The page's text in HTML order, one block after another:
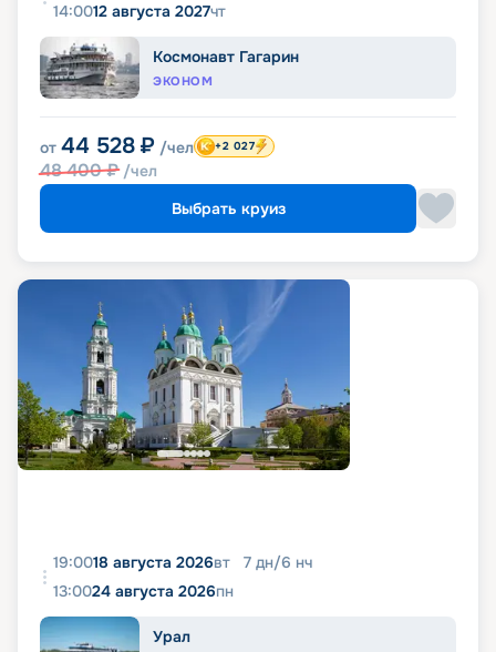
14:0012 августа 2027чт
Космонавт Гагарин
ЭКОНОМ
от 44 528 ₽ /чел
48 400₽ /чел
+2 027
Выбрать круиз
19:0018 августа 2026вт 7 дн/6 нч
13:0024 августа 2026пн
Урал